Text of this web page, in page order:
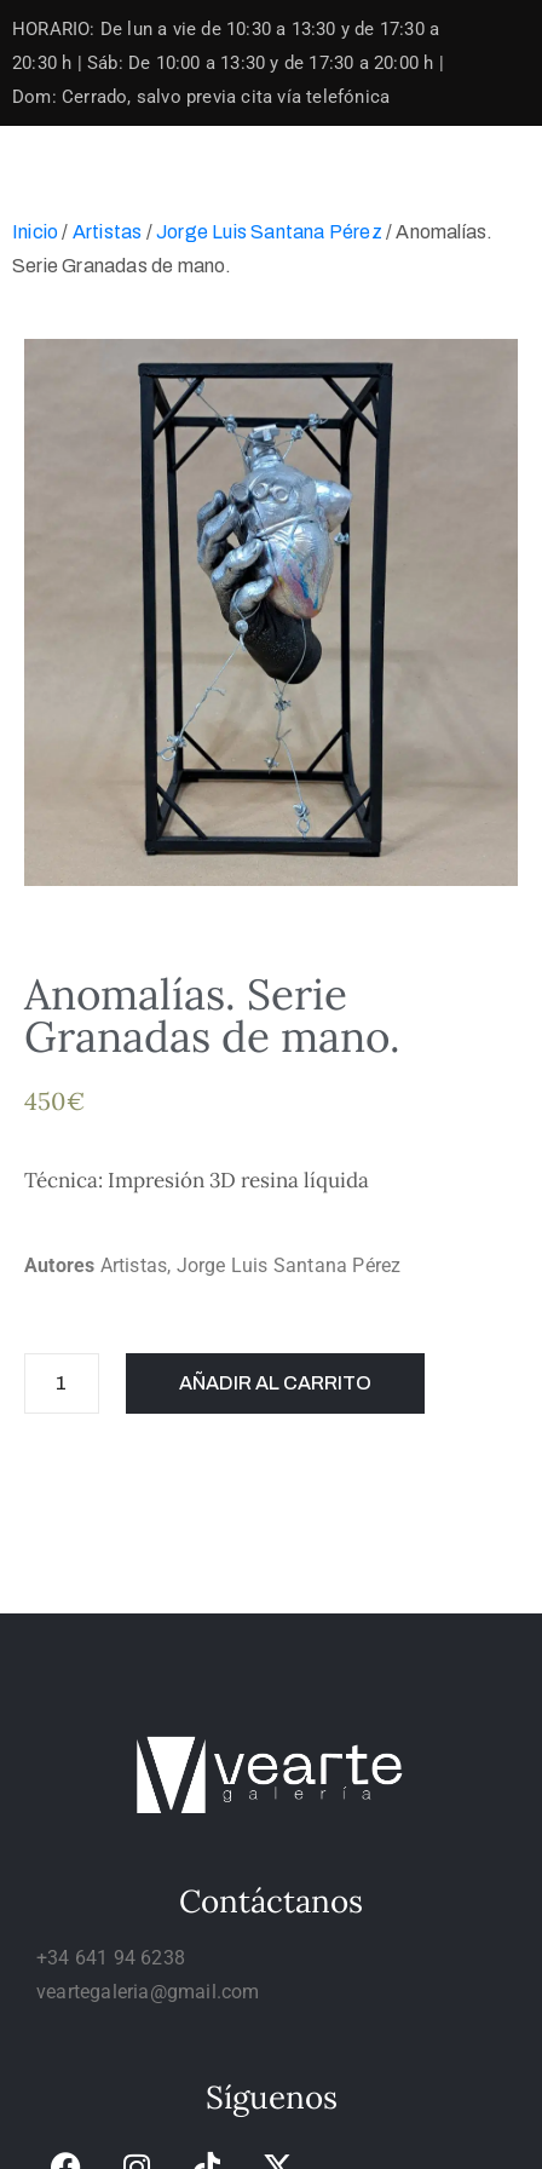
to
content
HORARIO: De lun a vie de 10:30 a 13:30 y de 17:30 a
20:30 h | Sáb: De 10:00 a 13:30 y de 17:30 a 20:00 h |
Dom: Cerrado, salvo previa cita vía telefónica
Inicio/ Artistas /Jorge Luis Santana Pérez / Anomalías.
Serie Granadas de mano.
Anomalías. Serie
Granadas de mano.
450€
Técnica: Impresión 3D resina líquida
Autores Artistas, Jorge Luis Santana Pérez
AÑADIR AL CARRITO
Contáctanos
+34 641 94 6238
veartegaleria@gmail.com
Síguenos